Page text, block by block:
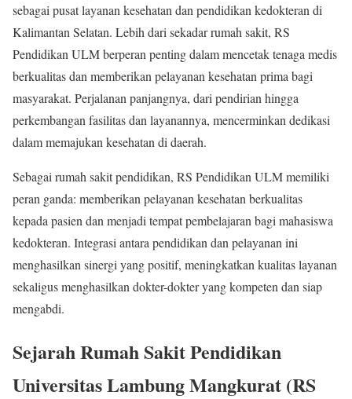
sebagai pusat layanan kesehatan dan pendidikan kedokteran di
Kalimantan Selatan. Lebih dari sekadar rumah sakit, RS
Pendidikan ULM berperan penting dalam mencetak tenaga medis
berkualitas dan memberikan pelayanan kesehatan prima bagi
masyarakat. Perjalanan panjangnya, dari pendirian hingga
perkembangan fasilitas dan layanannya, mencerminkan dedikasi
dalam memajukan kesehatan di daerah.
Sebagai rumah sakit pendidikan, RS Pendidikan ULM memiliki
peran ganda: memberikan pelayanan kesehatan berkualitas
kepada pasien dan menjadi tempat pembelajaran bagi mahasiswa
kedokteran. Integrasi antara pendidikan dan pelayanan ini
menghasilkan sinergi yang positif, meningkatkan kualitas layanan
sekaligus menghasilkan dokter-dokter yang kompeten dan siap
mengabdi.
Sejarah Rumah Sakit Pendidikan
Universitas Lambung Mangkurat (RS